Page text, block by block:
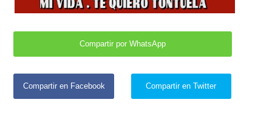
Compartir por WhatsApp
Compartir en Facebook Compartir en Twitter